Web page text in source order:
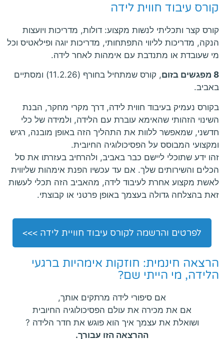
קורס עיבוד חווית לידה
קורס קצר ותכליתי לנשות מקצוע: דולות, מדריכות ויועצות
הנקה, מדריכות לליווי התפתחותי, מדריכות יוגה ופילאטיס וכל
מי שעובדת או מתנדבת עם אימהות לאחר לידה.
8 מפגשים בזום
, קורס שמתחיל בחורף (11.2.26) ומסתיים
באביב.
בקורס נעמיק בעיבוד חווית לידה, דרך מקרי מחקר, הבנת
השינוי הזהותי שהאימא עוברת עם הלידה, ולמידה של כלי
חדשני, שמאפשר ללוות את התהליך הזה באופן מובנה, רגיש
ומקצועי המבוסס על הפסיכולוגיה החיובית.
זהו ידע שתוכלי ליישם כבר באביב, ולהרחיב בעזרתו את סל
הכלים והשירותים שלך. אם עד עכשיו הפנת אימהות שליווית
לאשת מקצוע אחרת לעיבוד לידה, מהאביב הזה תכלי לעשות
זאת בהצלחה גדולה בעצמך באופן פרטני או קבוצתי.
לפרטים והרשמה לקורס עיבוד חוויית לידה >>>
הרצאה חינמית: חוזקות אימהיות ברגעי
הלידה, מי הייתי שם?
אם סיפורי לידה מרתקים אותך,
אם את מכירה את עולם הפסיכולוגיה החיובית
ושואלת את עצמך איך הוא פוגש את חדר הלידה ?
ההרצאה הזו עבורך.